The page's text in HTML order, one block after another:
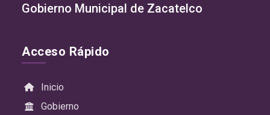
Gobierno Municipal de Zacatelco
Acceso Rápido
Inicio
Gobierno